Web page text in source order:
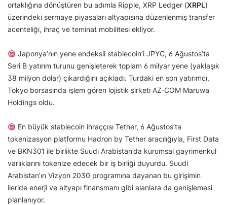
ortaklığına dönüştüren bu adımla Ripple, XRP Ledger (XRPL)
üzerindeki sermaye piyasaları altyapısına düzenlenmiş transfer
acenteliği, ihraç ve teminat mobilitesi ekliyor.
Japonya’nın yene endeksli stablecoin’i JPYC, 6 Ağustos’ta
Seri B yatırım turunu genişleterek toplam 6 milyar yene (yaklaşık
38 milyon dolar) çıkardığını açıkladı. Turdaki en son yatırımcı,
Tokyo borsasında işlem gören lojistik şirketi AZ-COM Maruwa
Holdings oldu.
En büyük stablecoin ihraççısı Tether, 6 Ağustos’ta
tokenizasyon platformu Hadron by Tether aracılığıyla, First Data
ve BKN301 ile birlikte Suudi Arabistan’da kurumsal gayrimenkul
varlıklarını tokenize edecek bir iş birliği duyurdu. Suudi
Arabistan’ın Vizyon 2030 programına dayanan bu girişimin
ileride enerji ve altyapı finansmanı gibi alanlara da genişlemesi
planlanıyor.